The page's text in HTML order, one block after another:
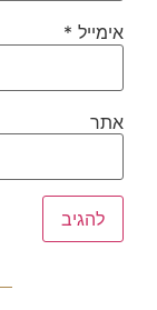
אימייל *
אתר